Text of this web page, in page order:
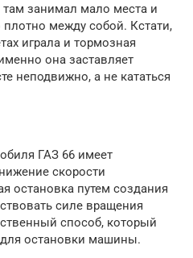
занимал мало места и
между собой. Кстати,
играла и тормозная
она заставляет
неподвижно, а не кататься
ГАЗ 66 имеет
скорости
остановка путем создания
силе вращения
способ, который
остановки машины.